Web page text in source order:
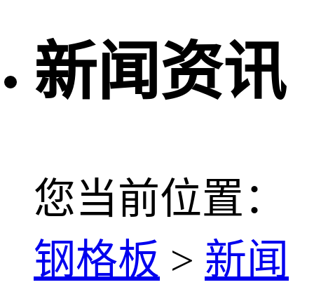
新闻资讯
您当前位置：
钢格板 > 新闻